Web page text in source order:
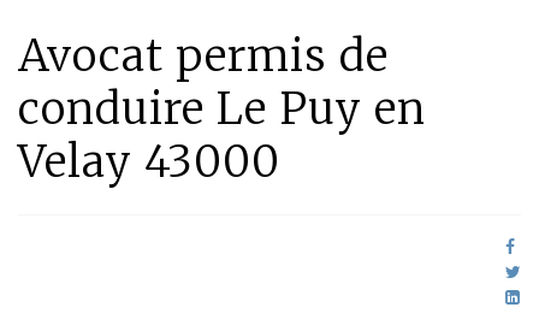
Avocat permis de
conduire Le Puy en
Velay 43000